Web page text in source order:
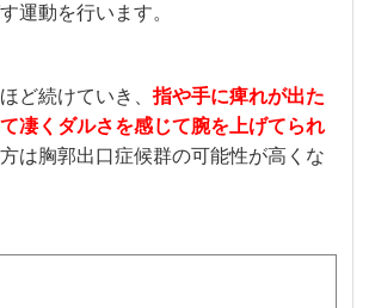
運動を行います。
ど続けていき、指や手に痺れが出た
凄くダルさを感じて腕を上げてられ
は胸郭出口症候群の可能性が高くな